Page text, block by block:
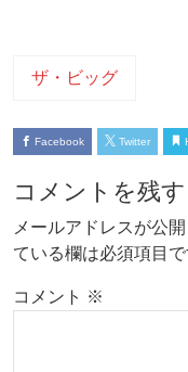
ザ・ビッグ
Facebook Twitter
コメントを残す
メールアドレスが公
ている欄は必須項目で
コメント ※